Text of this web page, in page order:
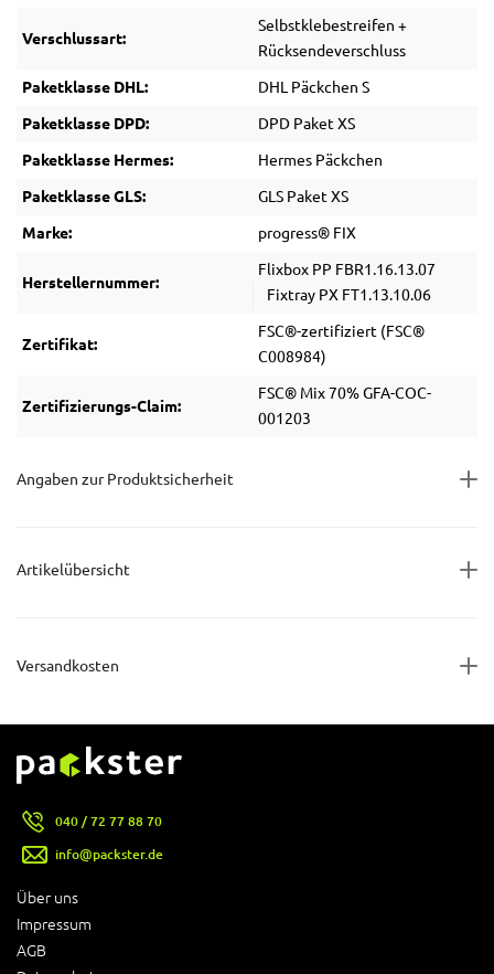
Verschlussart:
Selbstklebestreifen +
Rücksendeverschluss
Paketklasse DHL: DHL Päckchen S
Paketklasse DPD: DPD Paket XS
Paketklasse Hermes: Hermes Päckchen
Paketklasse GLS: GLS Paket XS
Marke: progress® FIX
Herstellernummer:
Flixbox PP FBR1.16.13.07
Fixtray PX FT1.13.10.06
Zertifikat:
FSC®-zertifiziert (FSC®
C008984)
Zertifizierungs-Claim:
FSC® Mix 70% GFA-COC-
001203
Angaben zur Produktsicherheit
Artikelübersicht
Versandkosten
Über uns
Impressum
AGB
040 / 72 77 88 70
info@packster.de